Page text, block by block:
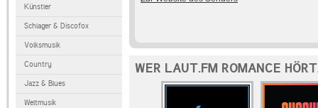
Künstler
Schlager & Discofox
Volksmusik
Country
Jazz & Blues
Weltmusik
WER LAUT.FM ROMANCE